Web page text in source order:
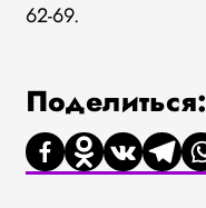
62-69.
Поделиться: